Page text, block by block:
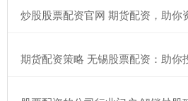
炒股股票配资官网 期货配资，助你
期货配资策略 无锡股票配资：助你